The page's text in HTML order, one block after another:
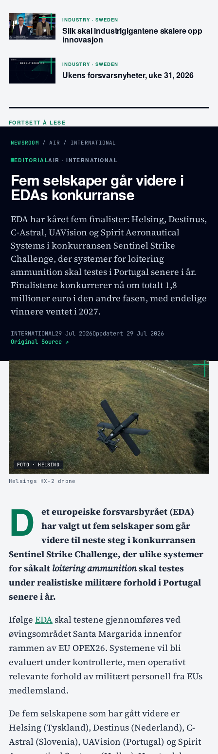
INDUSTRY · SWEDEN
Slik skal industrigigantene skalere opp
innovasjon
INDUSTRY · SWEDEN
Ukens forsvarsnyheter, uke 31, 2026
FORTSETT Å LESE
NEWSROOM /AIR / INTERNATIONAL
EDITORIALAIR · INTERNATIONAL
Fem selskaper går videre i
EDAs konkurranse
EDA har kåret fem finalister: Helsing, Destinus,
C-Astral, UAVision og Spirit Aeronautical
Systems i konkurransen Sentinel Strike
Challenge, der systemer for loitering
ammunition skal testes i Portugal senere i år.
Finalistene konkurrerer nå om totalt 1,8
millioner euro i den andre fasen, med endelige
vinnere ventet i 2027.
INTERNATIONAL29 Jul 2026Oppdatert 29 Jul 2026
Original Source ↗
FOTO · HELSING
Helsings HX-2 drone
D
et europeiske forsvarsbyrået (EDA)
har valgt ut fem selskaper som går
videre til neste steg i konkurransen
Sentinel Strike Challenge, der ulike systemer
for såkalt loitering ammunitionskal testes
under realistiske militære forhold i Portugal
senere i år.
Ifølge EDA skal testene gjennomføres ved
øvingsområdet Santa Margarida innenfor
rammen av EU OPEX26. Systemene vil bli
evaluert under kontrollerte, men operativt
relevante forhold av militært personell fra EUs
medlemsland.
De fem selskapene som har gått videre er
Helsing (Tyskland), Destinus (Nederland), C-
Astral (Slovenia), UAVision (Portugal) og Spirit